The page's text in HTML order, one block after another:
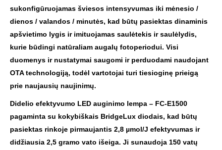
sukonfigūruojamas šviesos intensyvumas iki mėnesio /
dienos / valandos / minutės, kad būtų pasiektas dinaminis
apšvietimo lygis ir imituojamas saulėtekis ir saulėlydis,
kurie būdingi natūraliam augalų fotoperiodui. Visi
duomenys ir nustatymai saugomi ir perduodami naudojant
OTA technologiją, todėl vartotojai turi tiesioginę prieigą
prie naujausių naujinimų.
Didelio efektyvumo LED auginimo lempa – FC-E1500
pagaminta su kokybiškais BridgeLux diodais, kad būtų
pasiektas rinkoje pirmaujantis 2,8 µmol/J efektyvumas ir
didžiausia 2,5 gramo vato išeiga. Ji sunaudoja 150 vatų